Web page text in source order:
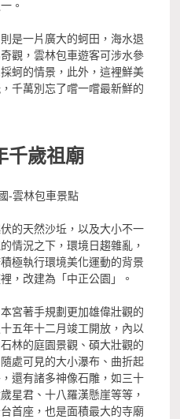
。
是一片廣大的蚵田，海水退
觀，雲林包車遊客可涉水參
蚵的情景，此外，這裡鮮美
千萬別忘了嚐一嚐最新鮮的
千歲祖廟
的天然沙坵，以及大小不一
情況之下，環境日趨雜亂，
極執行環境美化運動的背景
，改建為「中正公園」。
宮著手規劃更加雄偉壯觀的
五年十二月竣工開放，內以
林的庭園景觀、碩大壯觀的
處可見的大小瀑布、曲折起
還有諸多神像石雕，如三十
星君、十八羅漢懸崖等等，
首座，也是面積最大的寺廟